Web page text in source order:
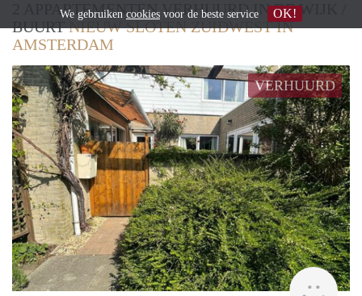
2 APPARTEMENTEN VERHUURD IN DE WIJK /
BUURTNIEUW SLOTEN ZUIDWEST IN
AMSTERDAM
VERHUURD
We gebruiken cookies voor de beste service OK!